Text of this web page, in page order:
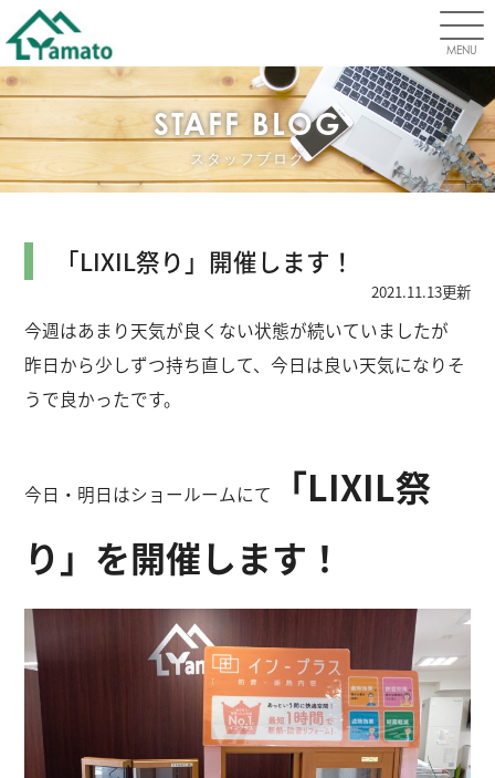
MENU
STAFF BLOG
スタッフブログ
「LIXIL祭り」開催します！
2021.11.13更新
今週はあまり天気が良くない状態が続いていましたが
昨日から少しずつ持ち直して、今日は良い天気になりそ
うで良かったです。
今日・明日はショールームにて
「LIXIL祭
り」を開催します！